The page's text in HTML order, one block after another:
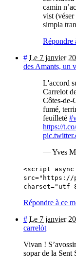
camin
vist (véser
simpla
Répondre
# Le 7 janvier
des Amants, un
L'accord
Carrelot
Côtes-de-
fumé,
feuilleté
https://
— Yves
<script async
src="https://
charset="utf-
Répondre à ce
# Le 7 janvier
carrelòt
Vivan !
sopar de la Sent